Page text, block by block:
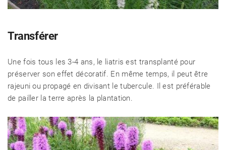
Transférer
Une fois tous les 3-4 ans, le liatris est transplanté pour
préserver son effet décoratif. En même temps, il peut être
rajeuni ou propagé en divisant le tubercule. Il est préférable
de pailler la terre après la plantation.